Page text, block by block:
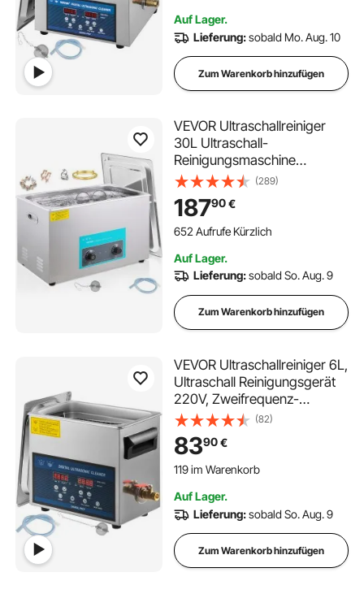
Brille mit LED-Bildschirm
Auf Lager.
Lieferung:sobald Mo. Aug. 10
Zum Warenkorb hinzufügen
VEVOR Ultraschallreiniger
30L Ultraschall-
Reinigungsmaschine
Schmuck Brille(289)
18790€
652 Aufrufe Kürzlich
Auf Lager.
Lieferung:sobald So. Aug. 9
Zum Warenkorb hinzufügen
VEVOR Ultraschallreiniger 6L,
Ultraschall Reinigungsgerät
220V, Zweifrequenz-
Ultraschallreiniger Edelstahl,
Digitaler Ultraschallreiniger,
Ultraschallreinigungsgerät
mit LED-Anzeige 28 kHz und
(82)
8390€
119 im Warenkorb
1.5K+ Aufrufe Kürzlich
1.5K+ Aufrufe Kürzlich
Auf Lager.
Lieferung:sobald So. Aug. 9
Zum Warenkorb hinzufügen